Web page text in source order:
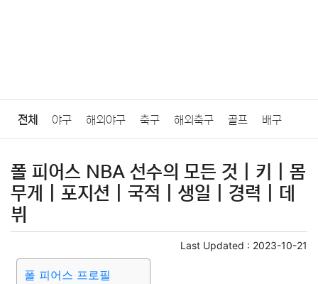
전체 야구 해외야구 축구 해외축구 골프 배구
폴 피어스 NBA 선수의 모든 것 | 키 | 몸
무게 | 포지션 | 국적 | 생일 | 경력 | 데
뷔
Last Updated : 2023-10-21
폴 피어스 프로필